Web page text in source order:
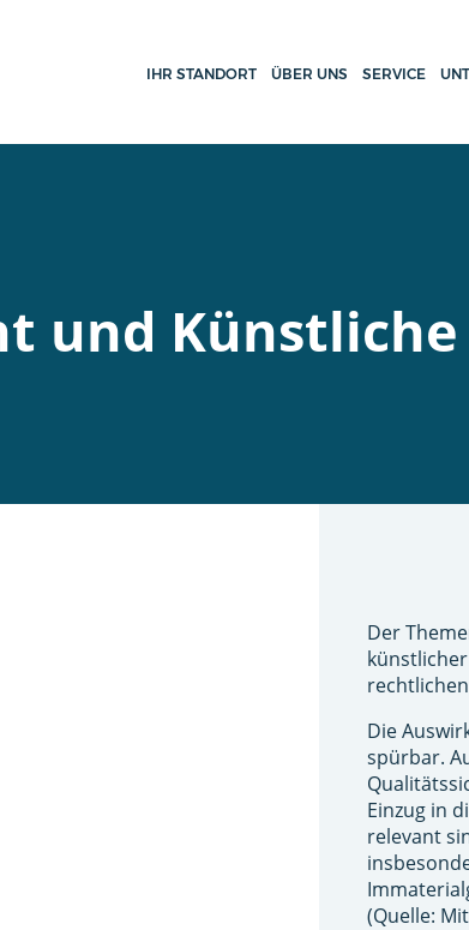
IHR STANDORT ÜBER UNS SERVICE
und
Der
Die
spürbar.
Einzug in
relevant
(Quelle: